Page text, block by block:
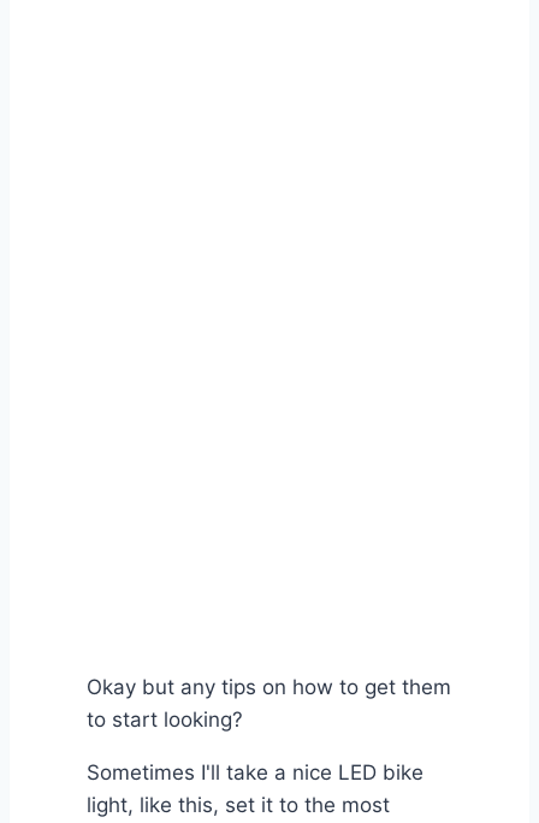
Okay but any tips on how to get them
to start looking?
Sometimes I'll take a nice LED bike
light, like this, set it to the most